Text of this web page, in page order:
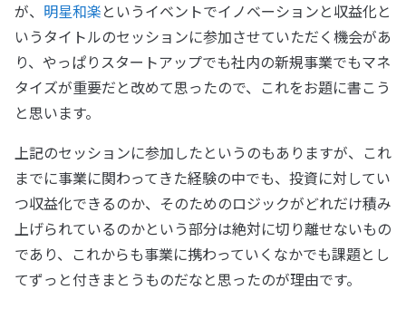
が、 明星和楽というイベントでイノベーションと収益化と
いうタイトルのセッションに参加させていただく機会があ
り、やっぱりスタートアップでも社内の新規事業でもマネ
タイズが重要だと改めて思ったので、これをお題に書こう
と思います。
上記のセッションに参加したというのもありますが、これ
までに事業に関わってきた経験の中でも、投資に対してい
つ収益化できるのか、そのためのロジックがどれだけ積み
上げられているのかという部分は絶対に切り離せないもの
であり、これからも事業に携わっていくなかでも課題とし
てずっと付きまとうものだなと思ったのが理由です。